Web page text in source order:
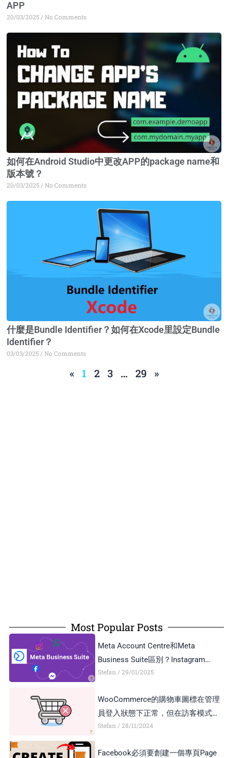
APP
20/03/2025 No Comments
如何在Android Studio中更改APP的package name和
版本號？
20/03/2025 No Comments
什麼是Bundle Identifier？如何在Xcode里設定Bundle
Identifier？
03/03/2025 No Comments
« 1 2 3 … 29 »
Most Popular Posts
Meta Account Centre和Meta
Business Suite區別？Instagram
Business Account和Creator Account
Stefan 29/01/2025
WooCommerce的購物車圖標在管理
員登入狀態下正常，但在訪客模式下
顯示異常，如何解決？
Stefan 28/11/2024
Facebook必須要創建一個專頁Page